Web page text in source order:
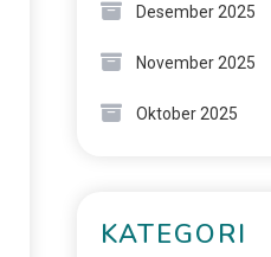
Desember 2025
November 2025
Oktober 2025
KATEGORI